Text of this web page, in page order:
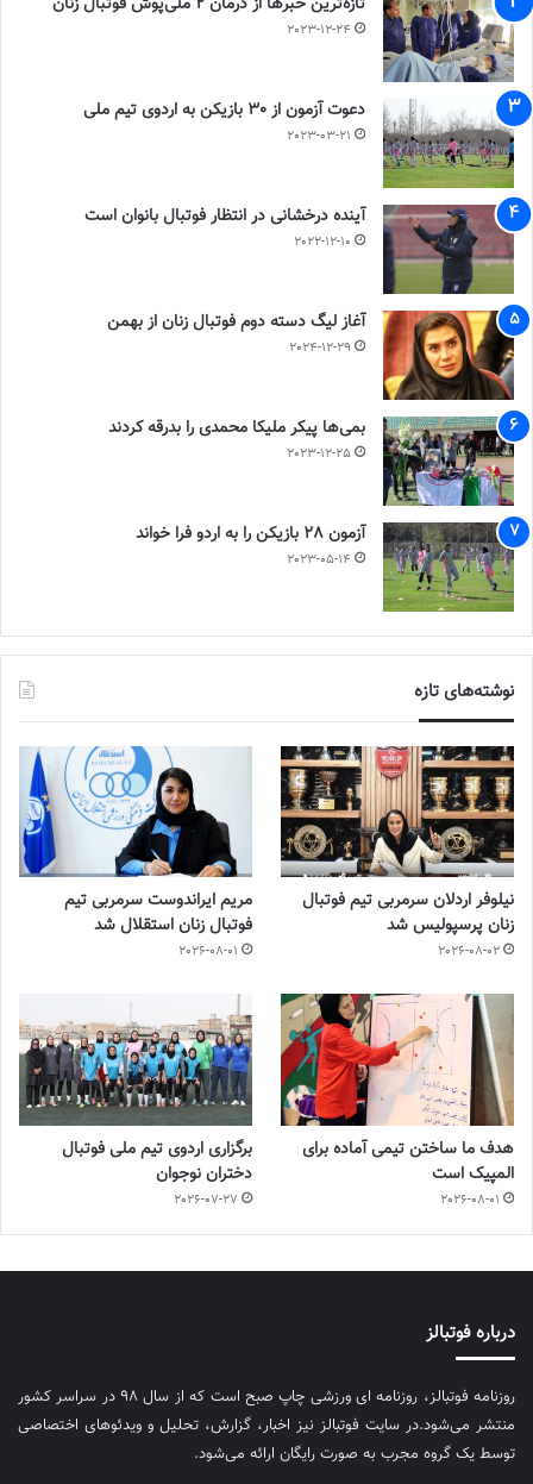
2023-12-24
دعوت آزمون از 30 بازیکن به اردوی تیم ملی
2023-03-21
آینده درخشانی در انتظار فوتبال بانوان است
2022-12-10
آغاز لیگ دسته دوم فوتبال زنان از بهمن
2024-12-29
بمی‌ها پیکر ملیکا محمدی را بدرقه کردند
2023-12-25
آزمون 28 بازیکن را به اردو فرا خواند
2023-05-14
نوشته‌های تازه
نیلوفر اردلان سرمربی تیم فوتبال
زنان پرسپولیس شد
2026-08-02
مریم ایراندوست سرمربی تیم
فوتبال زنان استقلال شد
2026-08-01
هدف ما ساختن تیمی آماده برای
المپیک است
2026-08-01
برگزاری اردوی تیم ملی فوتبال
دختران نوجوان
2026-07-27
درباره فوتبالز
روزنامه فوتبالز، روزنامه ای ورزشی چاپ صبح است که از سال ۹۸ در سراسر کشور
منتشر می‌شود.در سایت فوتبالز نیز اخبار، گزارش، تحلیل و ویدئوهای اختصاصی
توسط یک گروه مجرب به صورت رایگان ارائه می‌شود.